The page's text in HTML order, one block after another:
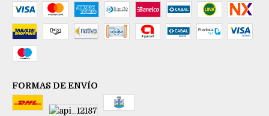
FORMAS DE ENVÍO